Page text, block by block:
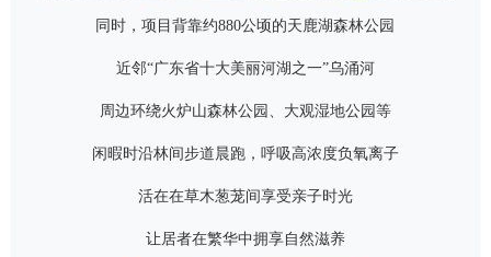
同时，项目背靠约880公顷的天鹿湖森林公园
近邻“广东省十大美丽河湖之一”乌涌河
周边环绕火炉山森林公园、大观湿地公园等
闲暇时沿林间步道晨跑，呼吸高浓度负氧离子
活在在草木葱茏间享受亲子时光
让居者在繁华中拥享自然滋养